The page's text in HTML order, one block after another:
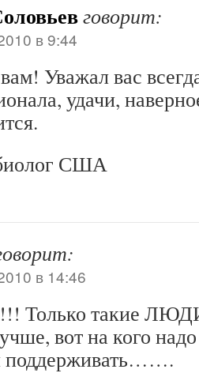
говорит:
в 9:44
Уважал вас
удачи,
США
в 14:46
Только такие
вот на кого
поддерживать…….